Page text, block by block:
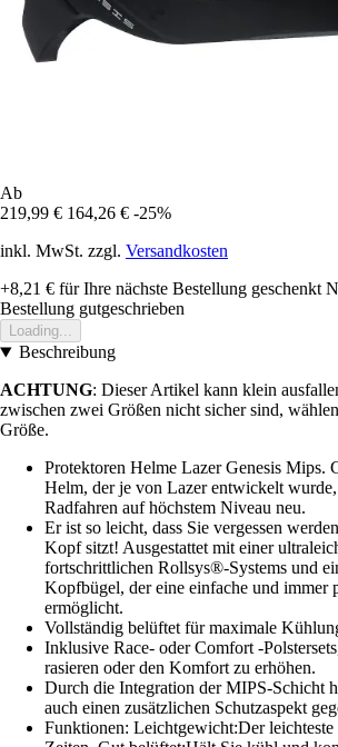
Ab
219,99 € 164,26 € -25%
inkl. MwSt. zzgl. Versandkosten
+8,21 € für Ihre nächste Bestellung geschenkt
Bestellung gutgeschrieben
Loading...
Beschreibung
ACHTUNG: Dieser Artikel kann klein
zwischen zwei Größen nicht sicher sind,
Größe.
Protektoren Helme Lazer Genesis Mips.
Helm, der je von Lazer entwickelt
Radfahren auf höchstem Niveau neu.
Er ist so leicht, dass Sie vergessen
Kopf sitzt! Ausgestattet mit einer
fortschrittlichen Rollsys®-Systems und
Kopfbügel, der eine einfache und immer
ermöglicht.
Vollständig belüftet für maximale
Inklusive Race- oder Comfort -
rasieren oder den Komfort zu erhöhen.
Durch die Integration der MIPS-Schicht
auch einen zusätzlichen Schutzaspekt
Funktionen: Leichtgewicht:Der